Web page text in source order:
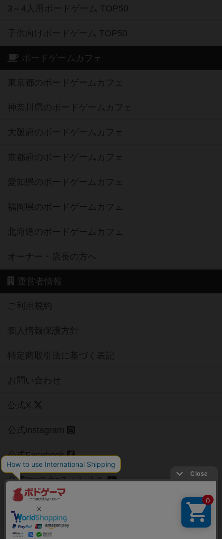
3～4人用ボードゲーム TOP50
子供向けボードゲーム TOP50
ボードゲームカフェ
東京都のボードゲームカフェ
神奈川県のボードゲームカフェ
大阪府のボードゲームカフェ
京都府のボードゲームカフェ
愛知県のボードゲームカフェ
福岡県のボードゲームカフェ
北海道のボードゲームカフェ
オーナー・店長の方へ
運営者情報
ご利用規約
個人情報保護方針
特定商取引法に基づく表記
お問い合わせ
公式X
公式instagram
公式Facebook
公式YouTubeチャンネル